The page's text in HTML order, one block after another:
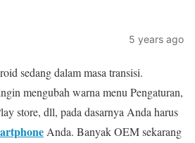
5 years ago
sedang dalam masa transisi.
mengubah warna menu Pengaturan,
store, dll, pada dasarnya Anda harus
Anda. Banyak OEM sekarang